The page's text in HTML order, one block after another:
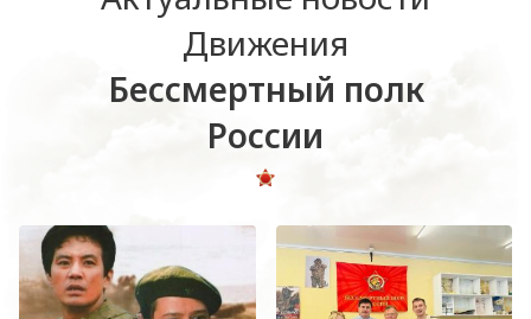
Движения
Бессмертный полк
России